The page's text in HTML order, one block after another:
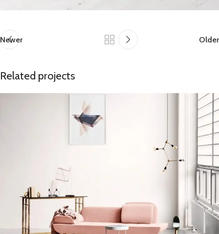
Newer Older
Related projects